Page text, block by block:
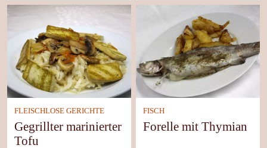
FLEISCHLOSE GERICHTE
Gegrillter marinierter
Tofu
FISCH
Forelle mit Thymian